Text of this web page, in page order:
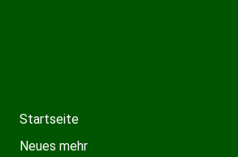
Startseite
Neues mehr